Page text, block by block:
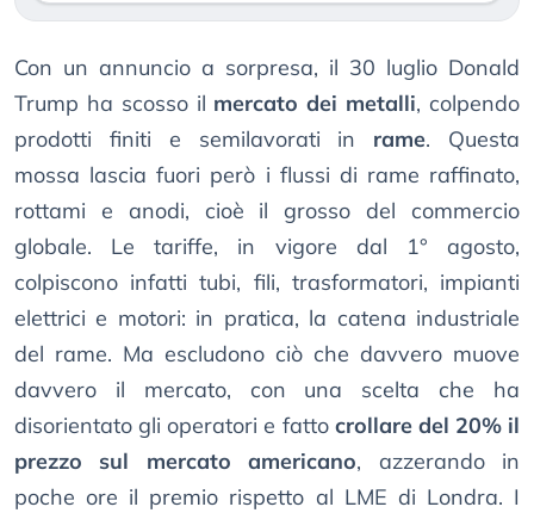
Con un annuncio a sorpresa, il 30 luglio Donald
Trump ha scosso il mercato dei metalli, colpendo
prodotti finiti e semilavorati in rame. Questa
mossa lascia fuori però i flussi di rame raffinato,
rottami e anodi, cioè il grosso del commercio
globale. Le tariffe, in vigore dal 1° agosto,
colpiscono infatti tubi, fili, trasformatori, impianti
elettrici e motori: in pratica, la catena industriale
del rame. Ma escludono ciò che davvero muove
davvero il mercato, con una scelta che ha
disorientato gli operatori e fatto crollare del 20% il
prezzo sul mercato americano, azzerando in
poche ore il premio rispetto al LME di Londra. I